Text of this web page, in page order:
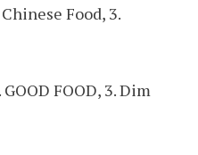
Food, 3.
FOOD, 3. Dim